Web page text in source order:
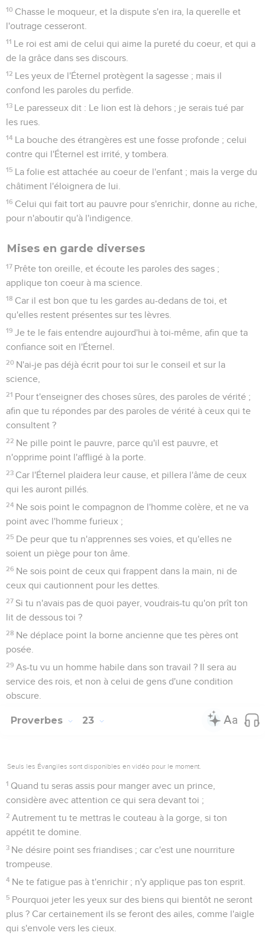
10 Chasse le moqueur, et la dispute s'en ira, la querelle et
l'outrage cesseront.
11 Le roi est ami de celui qui aime la pureté du coeur, et qui a
de la grâce dans ses discours.
12 Les yeux de l'Éternel protègent la sagesse ; mais il
confond les paroles du perfide.
13 Le paresseux dit : Le lion est là dehors ; je serais tué par
les rues.
14 La bouche des étrangères est une fosse profonde ; celui
contre qui l'Éternel est irrité, y tombera.
15 La folie est attachée au coeur de l'enfant ; mais la verge du
châtiment l'éloignera de lui.
16 Celui qui fait tort au pauvre pour s'enrichir, donne au riche,
pour n'aboutir qu'à l'indigence.
Mises en garde diverses
17 Prête ton oreille, et écoute les paroles des sages ;
applique ton coeur à ma science.
18 Car il est bon que tu les gardes au-dedans de toi, et
qu'elles restent présentes sur tes lèvres.
19 Je te le fais entendre aujourd'hui à toi-même, afin que ta
confiance soit en l'Éternel.
20 N'ai-je pas déjà écrit pour toi sur le conseil et sur la
science,
21 Pour t'enseigner des choses sûres, des paroles de vérité ;
afin que tu répondes par des paroles de vérité à ceux qui te
consultent ?
22 Ne pille point le pauvre, parce qu'il est pauvre, et
n'opprime point l'affligé à la porte.
23 Car l'Éternel plaidera leur cause, et pillera l'âme de ceux
qui les auront pillés.
24 Ne sois point le compagnon de l'homme colère, et ne va
point avec l'homme furieux ;
25 De peur que tu n'apprennes ses voies, et qu'elles ne
soient un piège pour ton âme.
26 Ne sois point de ceux qui frappent dans la main, ni de
ceux qui cautionnent pour les dettes.
27 Si tu n'avais pas de quoi payer, voudrais-tu qu'on prît ton
lit de dessous toi ?
28 Ne déplace point la borne ancienne que tes pères ont
posée.
29 As-tu vu un homme habile dans son travail ? Il sera au
service des rois, et non à celui de gens d'une condition
obscure.
Proverbes 23
Seuls les Évangiles sont disponibles en vidéo pour le moment.
1 Quand tu seras assis pour manger avec un prince,
considère avec attention ce qui sera devant toi ;
2 Autrement tu te mettras le couteau à la gorge, si ton
appétit te domine.
3 Ne désire point ses friandises ; car c'est une nourriture
trompeuse.
4 Ne te fatigue pas à t'enrichir ; n'y applique pas ton esprit.
5 Pourquoi jeter les yeux sur des biens qui bientôt ne seront
plus ? Car certainement ils se feront des ailes, comme l'aigle
qui s'envole vers les cieux.